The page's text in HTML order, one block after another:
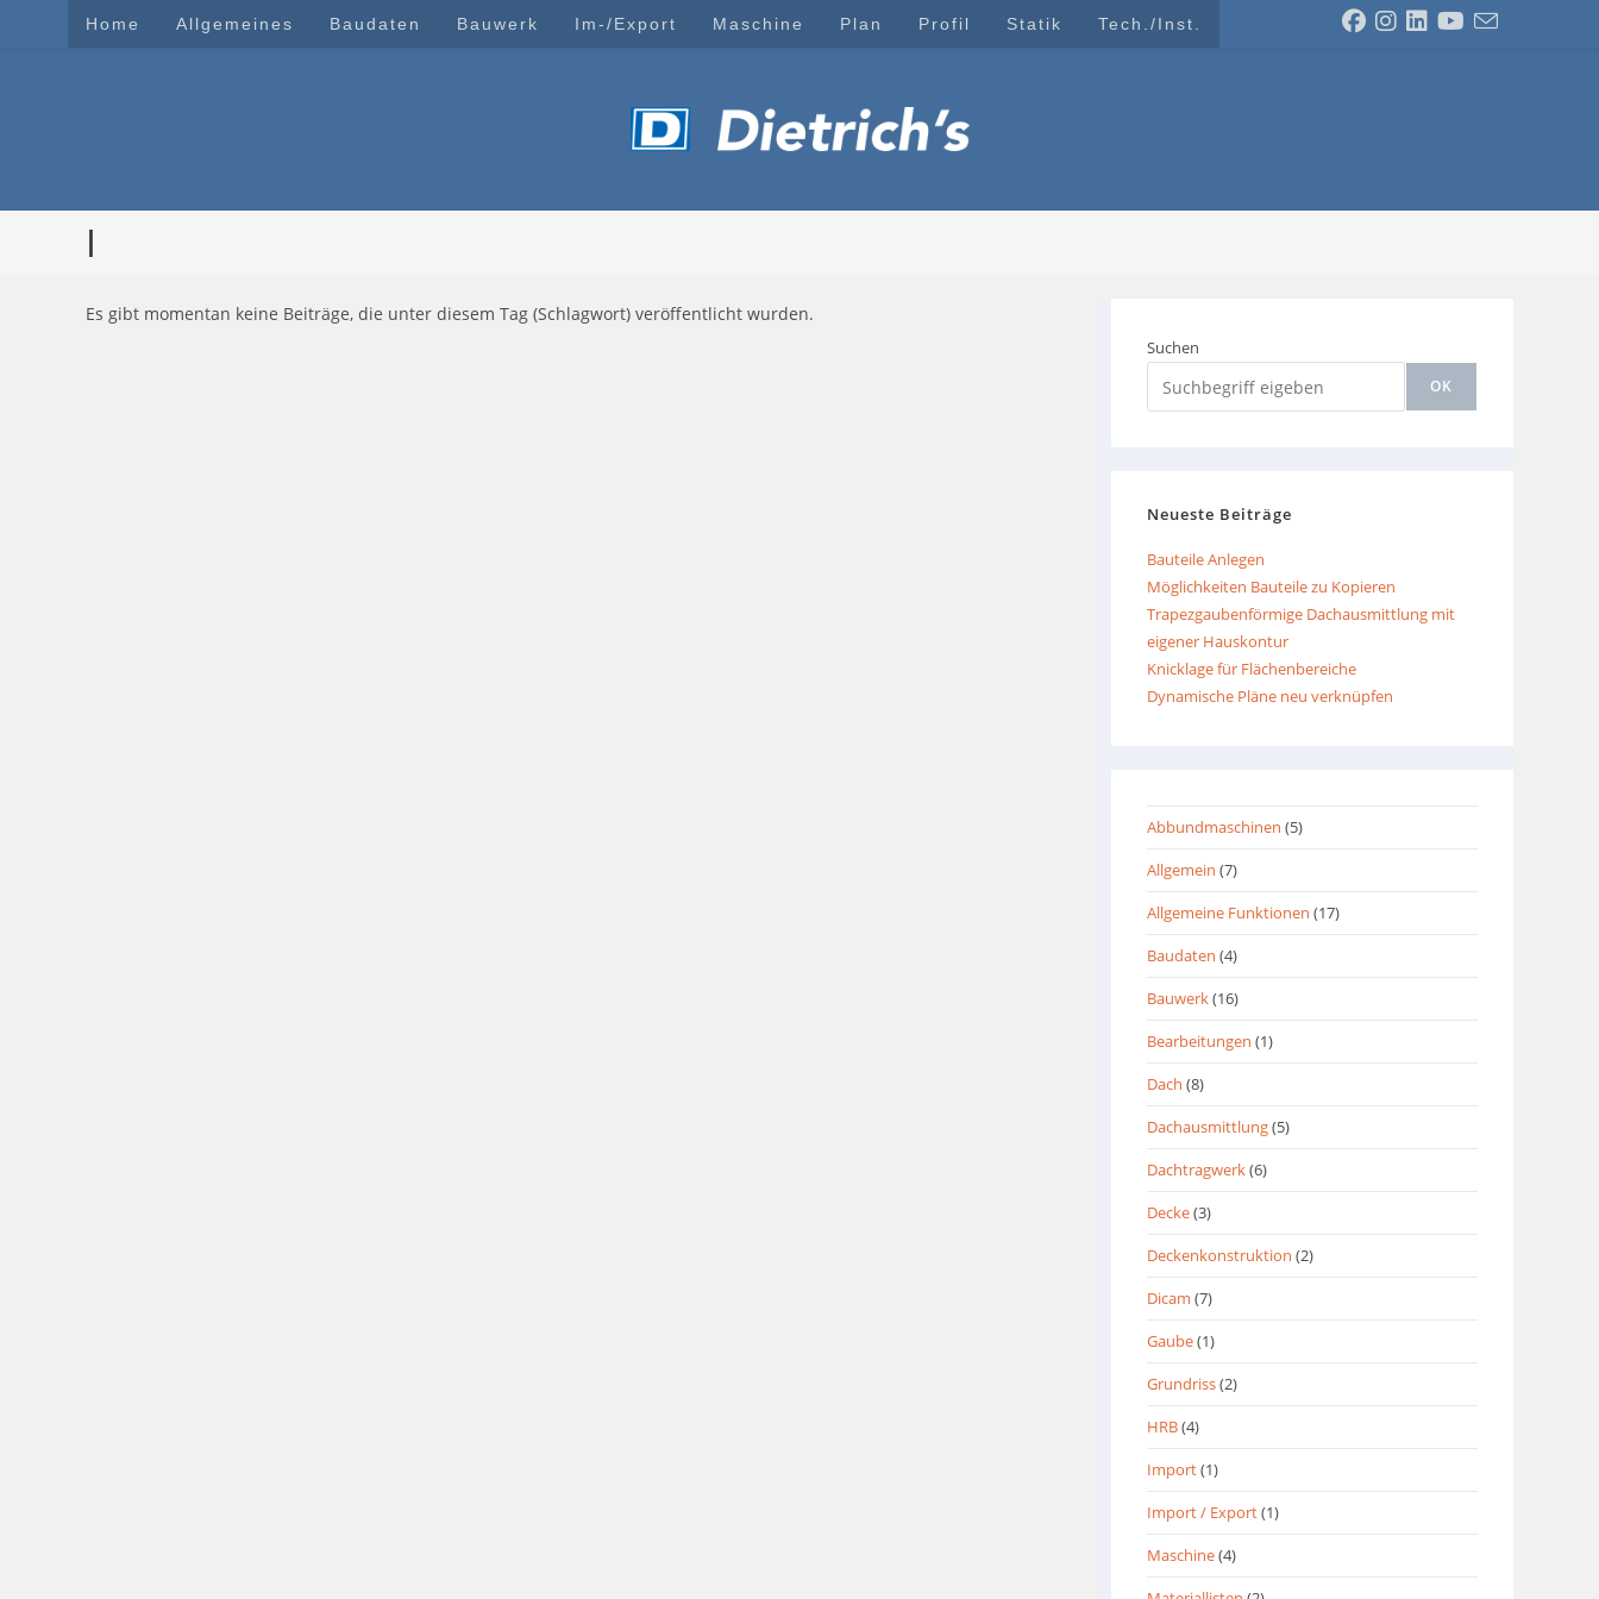
Home Allgemeines Baudaten Bauwerk Im-/Export Maschine Plan Profil Statik Tech./Inst.
I
Es gibt momentan keine Beiträge, die unter diesem Tag (Schlagwort) veröffentlicht wurden.
Suchen
OK
Neueste Beiträge
Bauteile Anlegen
Möglichkeiten Bauteile zu Kopieren
Trapezgaubenförmige Dachausmittlung mit
eigener Hauskontur
Knicklage für Flächenbereiche
Dynamische Pläne neu verknüpfen
Abbundmaschinen (5)
Allgemein (7)
Allgemeine Funktionen (17)
Baudaten (4)
Bauwerk(16)
Bearbeitungen (1)
Dach (8)
Dachausmittlung(5)
Dachtragwerk(6)
Decke(3)
Deckenkonstruktion (2)
Dicam (7)
Gaube(1)
Grundriss(2)
HRB(4)
Import(1)
Import / Export(1)
Maschine(4)